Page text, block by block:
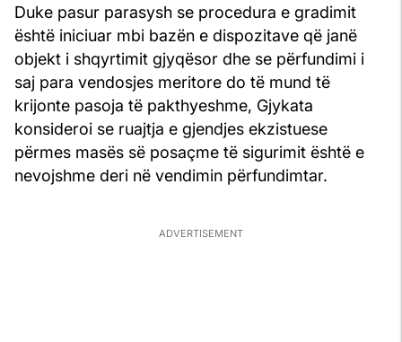
Duke pasur parasysh se procedura e gradimit
është iniciuar mbi bazën e dispozitave që janë
objekt i shqyrtimit gjyqësor dhe se përfundimi i
saj para vendosjes meritore do të mund të
krijonte pasoja të pakthyeshme, Gjykata
konsideroi se ruajtja e gjendjes ekzistuese
përmes masës së posaçme të sigurimit është e
nevojshme deri në vendimin përfundimtar.